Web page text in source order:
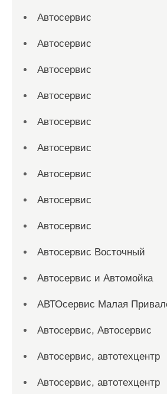
Автосервис
Автосервис
Автосервис
Автосервис
Автосервис
Автосервис
Автосервис
Автосервис
Автосервис
Автосервис Восточный
Автосервис и Автомойка
АВТОсервис Малая
Автосервис, Автосервис
Автосервис, автотехцентр
Автосервис, автотехцентр